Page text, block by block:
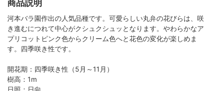
商品説明
河本バラ園作出の人気品種です。可愛らしい丸弁の花びらは、咲
き進むにつれて中心がクシュクシュッとなります。やわらかなア
プリコットピンク色からクリーム色へと花色の変化が楽しめま
す。四季咲き性です。
開花期：四季咲き性（5月～11月）
樹高：1m